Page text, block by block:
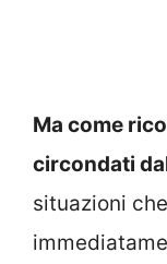
Ma come
circondati
situazioni